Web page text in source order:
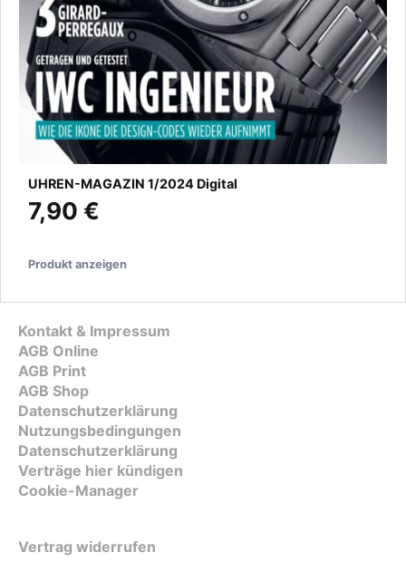
UHREN-MAGAZIN 1/2024 Digital
7,90 €
Produkt anzeigen
Kontakt & Impressum
AGB Online
AGB Print
AGB Shop
Datenschutzerklärung
Nutzungsbedingungen
Datenschutzerklärung
Verträge hier kündigen
Cookie-Manager
Vertrag widerrufen